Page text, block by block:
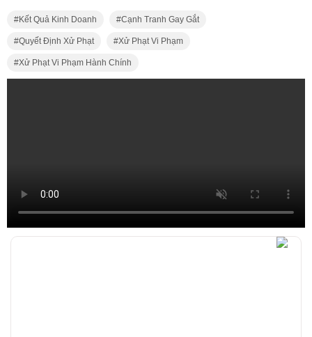
Kết Quả Kinh Doanh Cạnh Tranh Gay Gắt
Quyết Định Xử Phạt Xử Phạt Vi Phạm
Xử Phạt Vi Phạm Hành Chính